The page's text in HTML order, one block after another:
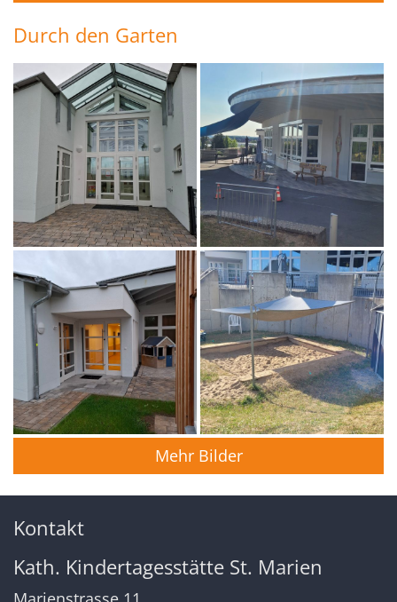
Durch den Garten
Mehr Bilder
Kontakt
Kath. Kindertagesstätte St. Marien